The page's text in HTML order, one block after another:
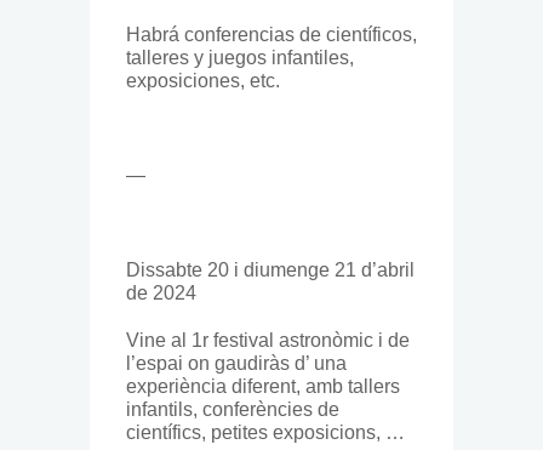
Habrá conferencias de científicos,
talleres y juegos infantiles,
exposiciones, etc.
—
Dissabte 20 i diumenge 21 d’abril
de 2024
Vine al 1r festival astronòmic i de
l’espai on gaudiràs d’ una
experiència diferent, amb tallers
infantils, conferències de
científics, petites exposicions, …